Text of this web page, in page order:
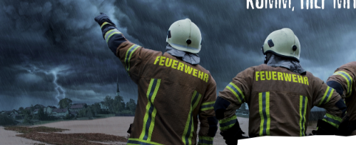
einfügen
Impressum